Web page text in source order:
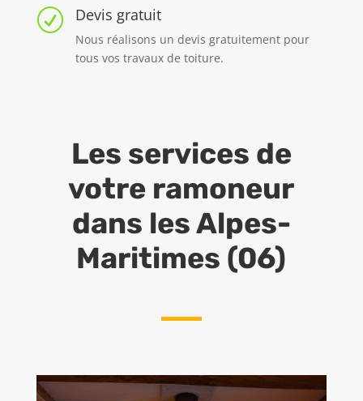
R Devis gratuit
Nous réalisons un devis gratuitement pour
tous vos travaux de toiture.
Les services de
votre ramoneur
dans les Alpes-
Maritimes (06)